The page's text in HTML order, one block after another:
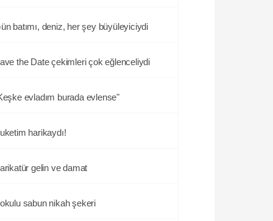
batımı, deniz, her şey büyüleyiciydi
the Date çekimleri çok eğlenceliydi
evladım burada evlense"
harikaydı!
gelin ve damat
sabun nikah şekeri